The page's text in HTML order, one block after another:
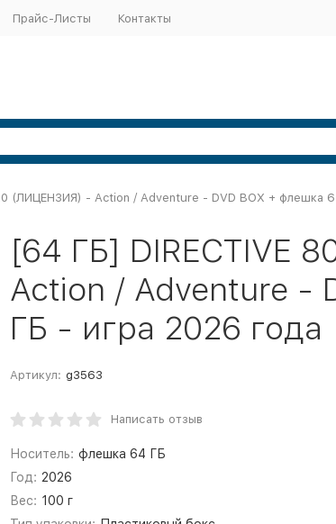
Прайс-Листы Контакты
(ЛИЦЕНЗИЯ) - Action / Adventure - DVD BOX + флешка
[64 ГБ] DIRECTIVE
Action / Adventure -
ГБ - игра 2026 года
Артикул: g3563
Написать отзыв
Носитель: флешка 64 ГБ
Год: 2026
Вес: 100 г